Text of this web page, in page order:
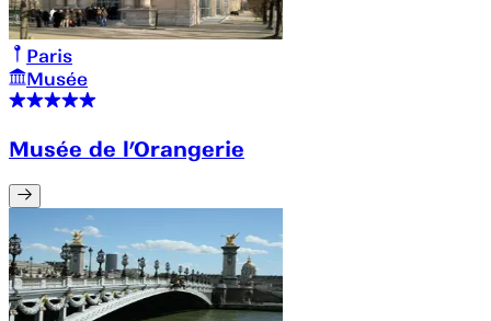
Paris
Musée
Musée de l’Orangerie